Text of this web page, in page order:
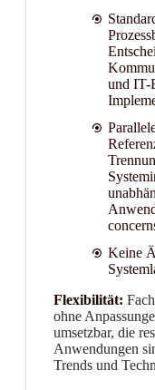
und IT-
Keine
Flexibilität:
ohne
umsetzbar, die
Anwendungen
Trends und